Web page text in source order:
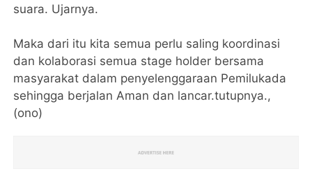
suara. Ujarnya.
Maka dari itu kita semua perlu saling koordinasi
dan kolaborasi semua stage holder bersama
masyarakat dalam penyelenggaraan Pemilukada
sehingga berjalan Aman dan lancar.tutupnya.,
(ono)